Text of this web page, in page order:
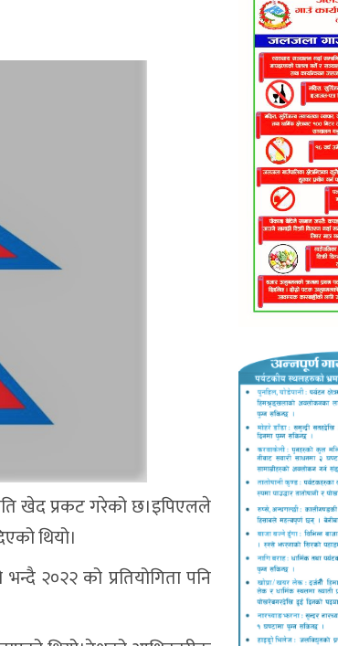
खेद प्रकट गरेको छ।इपिएलले
थियो।
२०२२ को प्रतियोगिता पनि